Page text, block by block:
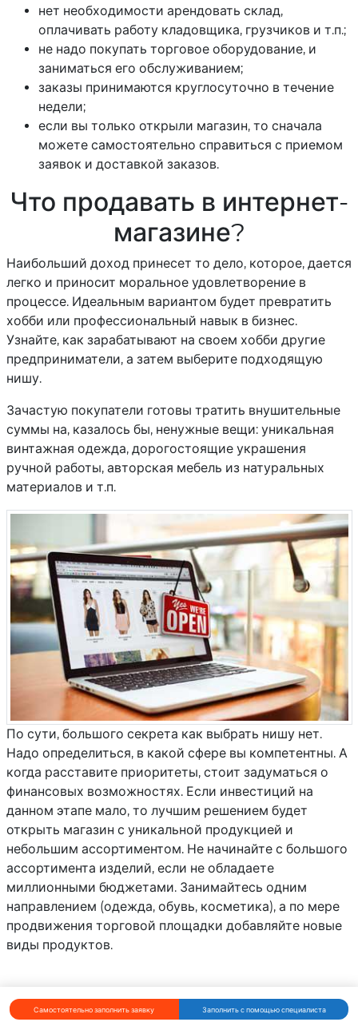
нет необходимости арендовать склад,
оплачивать работу кладовщика, грузчиков и т.п.;
не надо покупать торговое оборудование, и
заниматься его обслуживанием;
заказы принимаются круглосуточно в течение
недели;
если вы только открыли магазин, то сначала
можете самостоятельно справиться с приемом
заявок и доставкой заказов.
Что продавать в интернет-
магазине?
Наибольший доход принесет то дело, которое, дается
легко и приносит моральное удовлетворение в
процессе. Идеальным вариантом будет превратить
хобби или профессиональный навык в бизнес.
Узнайте, как зарабатывают на своем хобби другие
предприниматели, а затем выберите подходящую
нишу.
Зачастую покупатели готовы тратить внушительные
суммы на, казалось бы, ненужные вещи: уникальная
винтажная одежда, дорогостоящие украшения
ручной работы, авторская мебель из натуральных
материалов и т.п.
По сути, большого секрета как выбрать нишу нет.
Надо определиться, в какой сфере вы компетентны. А
когда расставите приоритеты, стоит задуматься о
финансовых возможностях. Если инвестиций на
данном этапе мало, то лучшим решением будет
открыть магазин с уникальной продукцией и
небольшим ассортиментом. Не начинайте с большого
ассортимента изделий, если не обладаете
миллионными бюджетами. Занимайтесь одним
направлением (одежда, обувь, косметика), а по мере
продвижения торговой площадки добавляйте новые
виды продуктов.
Самостоятельно заполнить заявку Заполнить с помощью специалиста